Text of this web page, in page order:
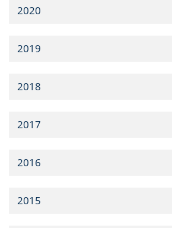
2020
2019
2018
2017
2016
2015